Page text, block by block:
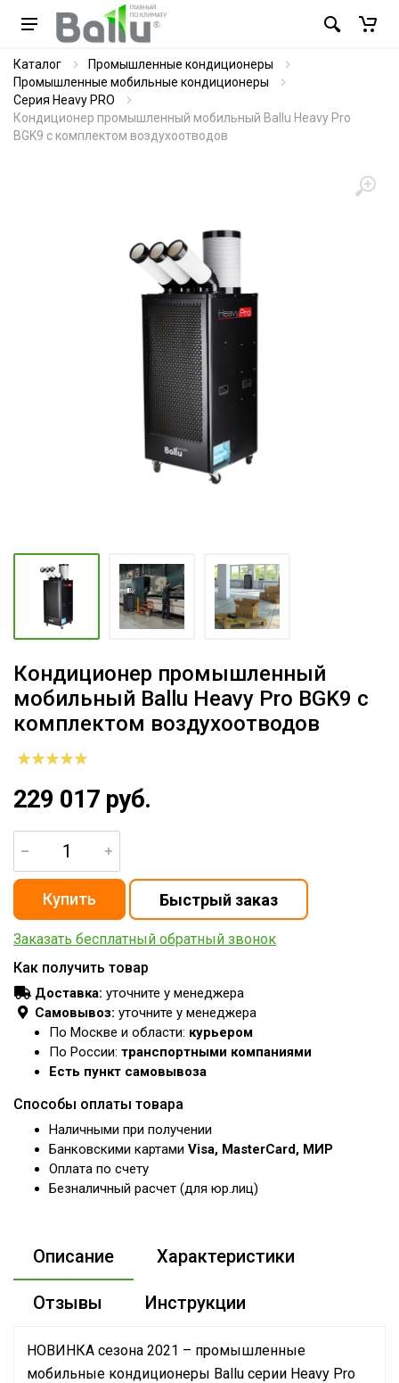
Каталог
Промышленные кондиционеры
Промышленные мобильные кондиционеры
Серия Heavy PRO
Кондиционер промышленный мобильный Ballu Heavy Pro
BGK9 с комплектом воздухоотводов
Кондиционер промышленный
мобильный Ballu Heavy Pro BGK9 с
комплектом воздухоотводов
229 017 руб.
Заказать бесплатный обратный звонок
Как получить товар
Доставка: уточните у менеджера
Самовывоз: уточните у менеджера
По Москве и области: курьером
По России: транспортными компаниями
Есть пункт самовывоза
Способы оплаты товара
Наличными при получении
Банковскими картами Visa, MasterCard, МИР
Оплата по счету
Безналичный расчет (для юр.лиц)
Описание Характеристики
Отзывы Инструкции
НОВИНКА сезона 2021 – промышленные
мобильные кондиционеры Ballu серии Heavy Pro